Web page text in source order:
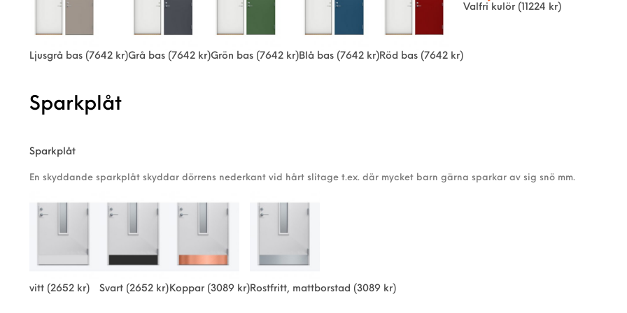
Ljusgrå bas (7642 kr)Grå bas (7642 kr)Grön bas (7642 kr)Blå bas (7642 kr)Röd bas (7642 kr)
Valfri kulör(11224 kr)
Sparkplåt
Sparkplåt
En skyddande sparkplåt skyddar dörrens nederkant vid hårt slitage t.ex. där mycket barn gärna sparkar av sig snö mm.
vitt (2652 kr) Svart (2652 kr)Koppar(3089 kr)Rostfritt, mattborstad (3089 kr)